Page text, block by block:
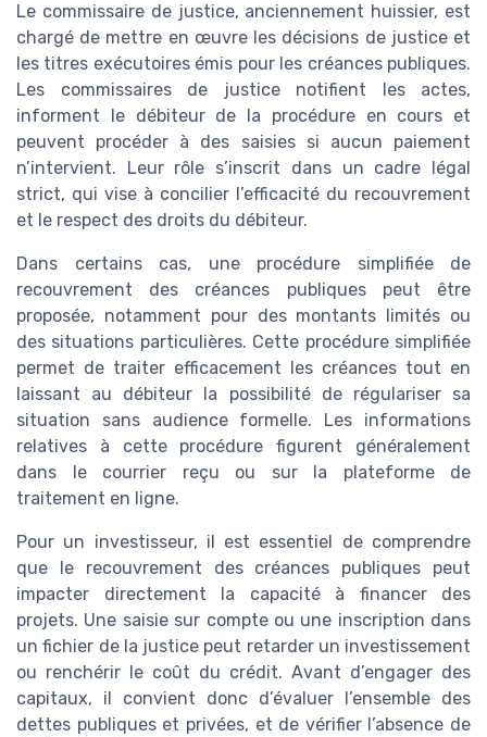
Le commissaire de justice, anciennement huissier, est
chargé de mettre en œuvre les décisions de justice et
les titres exécutoires émis pour les créances publiques.
Les commissaires de justice notifient les actes,
informent le débiteur de la procédure en cours et
peuvent procéder à des saisies si aucun paiement
n’intervient. Leur rôle s’inscrit dans un cadre légal
strict, qui vise à concilier l’efficacité du recouvrement
et le respect des droits du débiteur.
Dans certains cas, une procédure simplifiée de
recouvrement des créances publiques peut être
proposée, notamment pour des montants limités ou
des situations particulières. Cette procédure simplifiée
permet de traiter efficacement les créances tout en
laissant au débiteur la possibilité de régulariser sa
situation sans audience formelle. Les informations
relatives à cette procédure figurent généralement
dans le courrier reçu ou sur la plateforme de
traitement en ligne.
Pour un investisseur, il est essentiel de comprendre
que le recouvrement des créances publiques peut
impacter directement la capacité à financer des
projets. Une saisie sur compte ou une inscription dans
un fichier de la justice peut retarder un investissement
ou renchérir le coût du crédit. Avant d’engager des
capitaux, il convient donc d’évaluer l’ensemble des
dettes publiques et privées, et de vérifier l’absence de